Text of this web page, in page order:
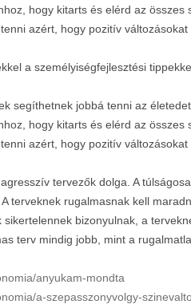
hogy kitarts és elérd az összes
azért, hogy pozitív változásokat
a személyiségfejlesztési
segíthetnek jobbá tenni az
hogy kitarts és elérd az összes
azért, hogy pozitív változásokat
tervezők dolga. A
terveknek rugalmasnak kell
bizonyulnak, a
terv mindig jobb, mint a
anyukam-mondta
a-szepasszonyvolgy-